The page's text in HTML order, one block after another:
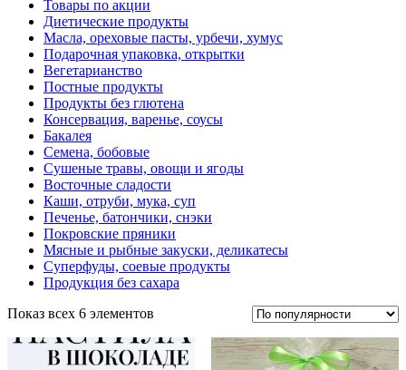
Товары по акции
Диетические продукты
Масла, ореховые пасты, урбечи, хумус
Подарочная упаковка, открытки
Вегетарианство
Постные продукты
Продукты без глютена
Консервация, варенье, соусы
Бакалея
Семена, бобовые
Сушеные травы, овощи и ягоды
Восточные сладости
Каши, отруби, мука, суп
Печенье, батончики, снэки
Покровские пряники
Мясные и рыбные закуски, деликатесы
Суперфуды, соевые продукты
Продукция без сахара
Показ всех 6 элементов